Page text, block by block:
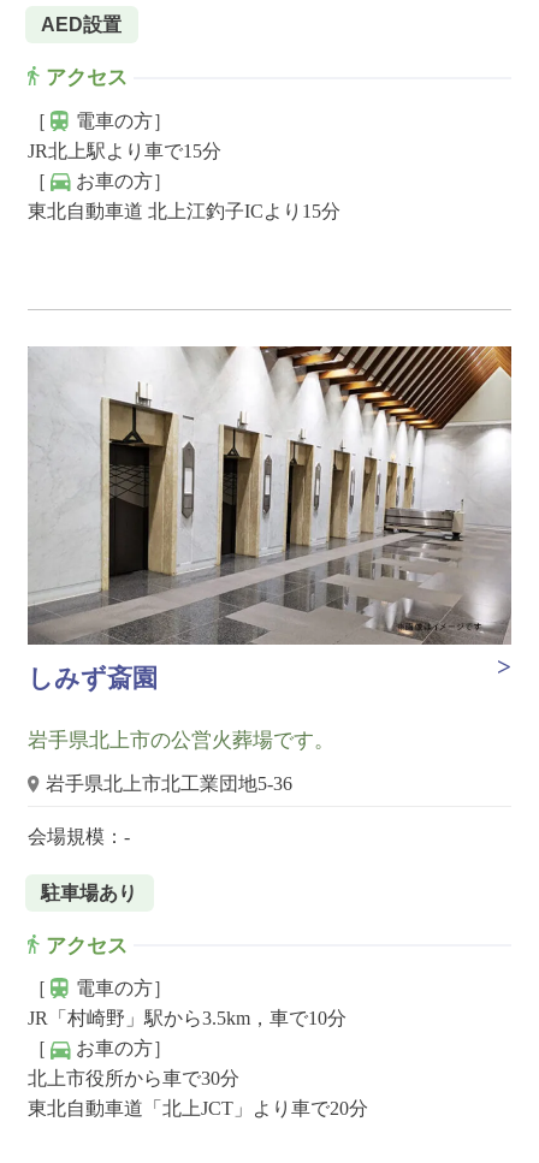
AED設置
アクセス
［
電車の方］
JR北上駅より車で15分
［
お車の方］
東北自動車道 北上江釣子ICより15分
しみず斎園
岩手県北上市の公営火葬場です。
岩手県北上市北工業団地5-36
会場規模：-
駐車場あり
アクセス
［
電車の方］
JR「村崎野」駅から3.5km，車で10分
［
お車の方］
北上市役所から車で30分
東北自動車道「北上JCT」より車で20分